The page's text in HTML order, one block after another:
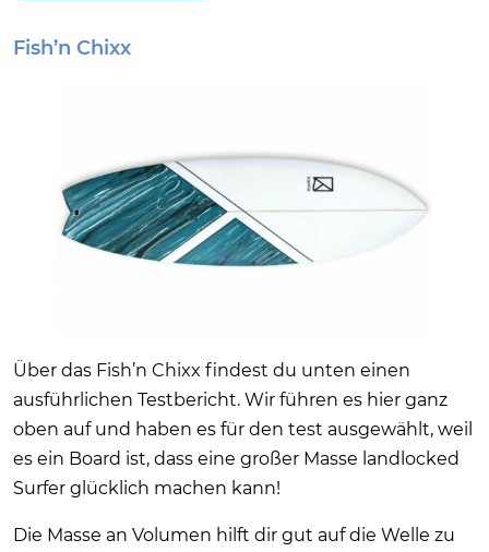
Fish’n Chixx
Über das Fish’n Chixx findest du unten einen
ausführlichen Testbericht. Wir führen es hier ganz
oben auf und haben es für den test ausgewählt, weil
es ein Board ist, dass eine großer Masse landlocked
Surfer glücklich machen kann!
Die Masse an Volumen hilft dir gut auf die Welle zu